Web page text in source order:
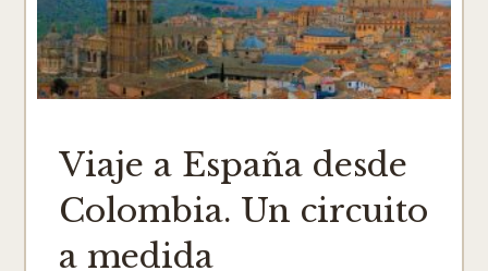
Viaje a España desde
Colombia. Un circuito
a medida